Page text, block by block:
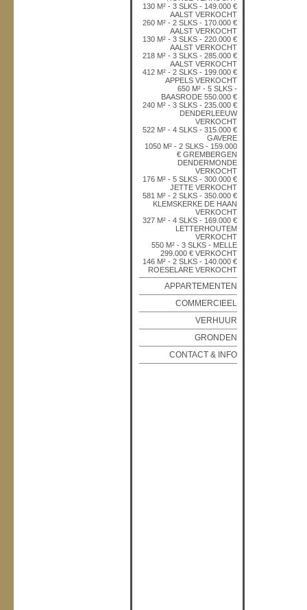
130 M² - 3 SLKS - 149.000 €
AALST VERKOCHT
260 M² - 2 SLKS - 170.000 €
AALST VERKOCHT
130 M² - 3 SLKS - 220.000 €
AALST VERKOCHT
218 M² - 3 SLKS - 285.000 €
AALST VERKOCHT
412 M² - 2 SLKS - 199.000 €
APPELS VERKOCHT
650 M² - 5 SLKS -
BAASRODE 550.000 €
240 M² - 3 SLKS - 235.000 €
DENDERLEEUW
VERKOCHT
522 M² - 4 SLKS - 315.000 €
GAVERE
1050 M² - 2 SLKS - 159.000
€ GREMBERGEN
DENDERMONDE
VERKOCHT
176 M² - 5 SLKS - 300.000 €
JETTE VERKOCHT
581 M² - 2 SLKS - 350.000 €
KLEMSKERKE DE HAAN
VERKOCHT
327 M² - 4 SLKS - 169.000 €
LETTERHOUTEM
VERKOCHT
550 M² - 3 SLKS - MELLE
299.000 € VERKOCHT
146 M² - 2 SLKS - 140.000 €
ROESELARE VERKOCHT
APPARTEMENTEN
COMMERCIEEL
VERHUUR
GRONDEN
CONTACT & INFO